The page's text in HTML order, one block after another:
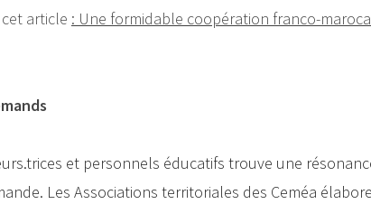
article : Une formidable coopération franco-
et personnels éducatifs trouve une
Les Associations territoriales des Ceméa